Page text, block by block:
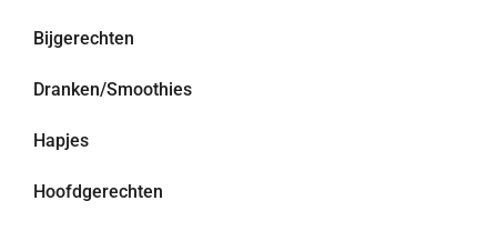
Bijgerechten
Dranken/Smoothies
Hapjes
Hoofdgerechten